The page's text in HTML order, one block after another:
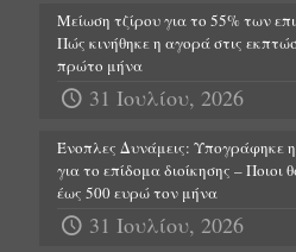
Μείωση τζίρου για το 55% των
Πώς κινήθηκε η αγορά στις
πρώτο μήνα
31 Ιουλίου, 2026
Ένοπλες Δυνάμεις: Υπογράφηκε
για το επίδομα διοίκησης – Ποιοι
έως 500 ευρώ τον μήνα
31 Ιουλίου, 2026